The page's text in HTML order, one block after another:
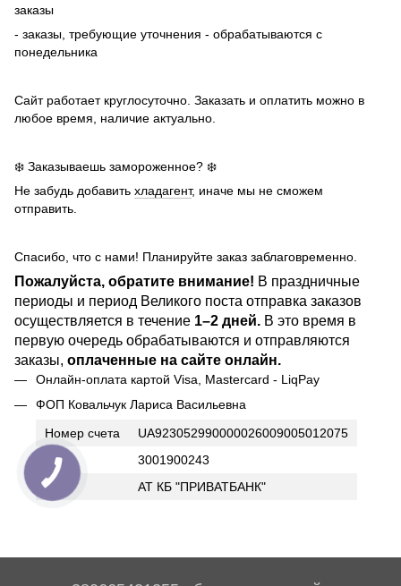
заказы
- заказы, требующие уточнения - обрабатываются с
понедельника
Сайт работает круглосуточно. Заказать и оплатить можно в
любое время, наличие актуально.
❄️ Заказываешь замороженное? ❄️
Не забудь добавить хладагент, иначе мы не сможем
отправить.
Спасибо, что с нами! Планируйте заказ заблаговременно.
Пожалуйста, обратите внимание! В праздничные
периоды и период Великого поста отправка заказов
осуществляется в течение 1–2 дней. В это время в
первую очередь обрабатываются и отправляются
заказы, оплаченные на сайте онлайн.
Онлайн-оплата картой Visa, Mastercard - LiqPay
ФОП Ковальчук Лариса Васильевна
Номер счета
UA923052990000026009005012075
ИНН
3001900243
Банк
АТ КБ "ПРИВАТБАНК"